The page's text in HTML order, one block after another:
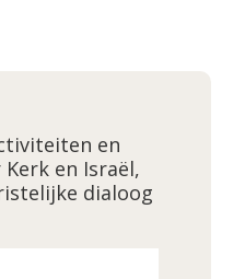
en
en Israël,
dialoog